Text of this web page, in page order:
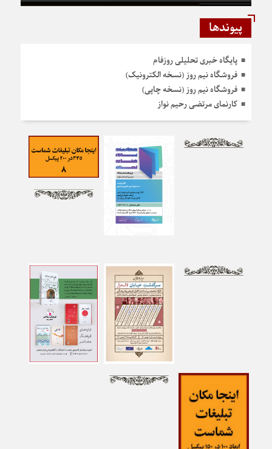
پیوندها
پایگاه خبری تحلیلی روزفام
فروشگاه نیم روز (نسخه الکترونیک)
فروشگاه نیم روز (نسخه چاپی)
کارنمای مرتضی رحیم نواز